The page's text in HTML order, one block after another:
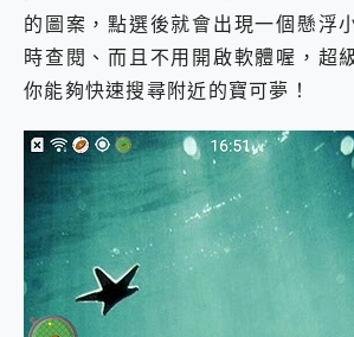
的圖案，點選後就會出現一個懸浮
時查閱、而且不用開啟軟體喔，超
你能夠快速搜尋附近的寶可夢！